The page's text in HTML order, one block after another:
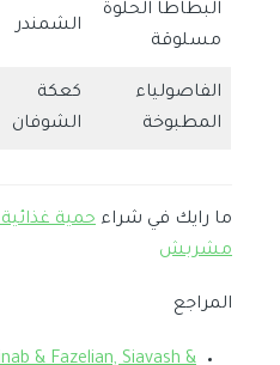
البطاطا الحلوة
مسلوقة
الشمندر
الفاصولياء
المطبوخة
كعكة
الشوفان
ما رايك في شراء حمية
مشربش
المراجع
& Fazelian, Siavash &